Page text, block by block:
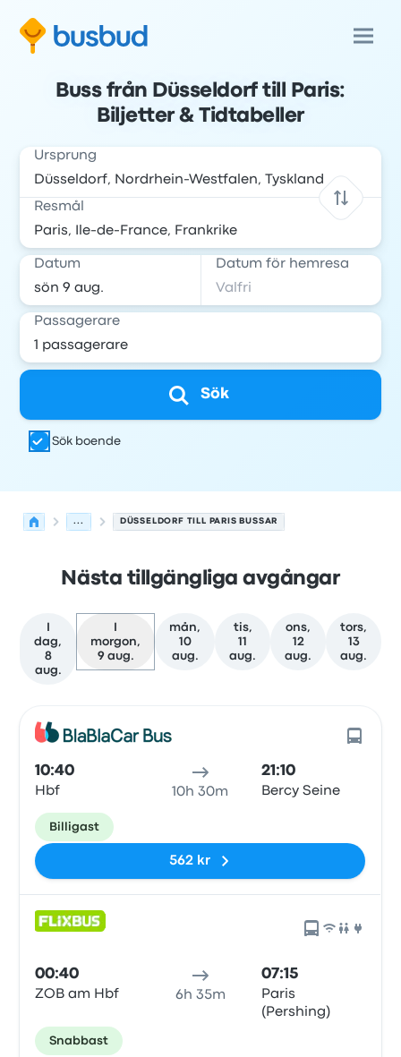
Buss från Düsseldorf till Paris:
Biljetter & Tidtabeller
Ursprung
Resmål
Datum Datum för hemresa
Passagerare
Sök
Sök boende
... DÜSSELDORF TILL PARIS BUSSAR
Nästa tillgängliga avgångar
dag,
8
aug.
morgon,
9 aug.
mån,
10
aug.
tis,
11
aug.
ons,
12
aug.
tors,
13
aug.
10:40
Hbf 10h 30m
21:10
Bercy Seine
Billigast
562 kr
00:40
ZOB am Hbf 6h 35m
07:15
Paris
(Pershing)
Snabbast